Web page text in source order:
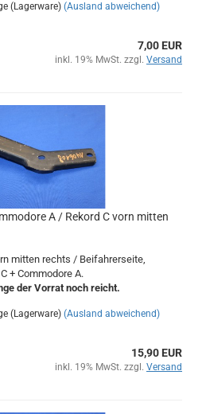
(Lagerware) (Ausland abweichend)
7,00 EUR
inkl. 19% MwSt. zzgl. Versand
A / Rekord C vorn mitten
mitten rechts / Beifahrerseite,
+ Commodore A.
der Vorrat noch reicht.
(Lagerware) (Ausland abweichend)
15,90 EUR
inkl. 19% MwSt. zzgl. Versand